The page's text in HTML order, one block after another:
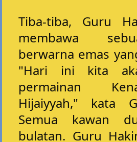
Tiba-tiba, Guru
membawa
berwarna emas
"Hari ini kita
permainan
Hijaiyyah," kata
Semua kawan
bulatan. Guru